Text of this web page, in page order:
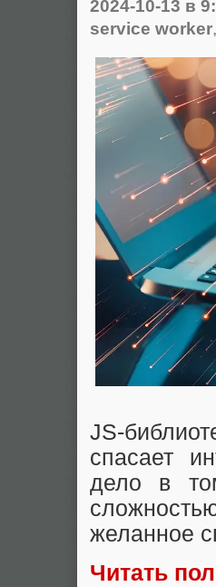
2024-10-13 в
service worker
JS-
спасает
дело в
желанное
Читать